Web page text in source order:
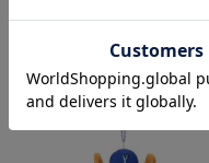
ベアぬいぐるみキーチェーン
¥2,500(税込)